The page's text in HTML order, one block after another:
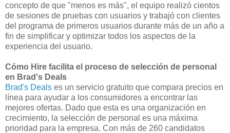
concepto de que "menos es más", el equipo realizó cientos
de sesiones de pruebas con usuarios y trabajó con clientes
del programa de primeros usuarios durante más de un año a
fin de simplificar y optimizar todos los aspectos de la
experiencia del usuario.
Cómo Hire facilita el proceso de selección de personal
en Brad's Deals
Brad's Deals es un servicio gratuito que compara precios en
línea para ayudar a los consumidores a encontrar las
mejores ofertas. Dado que esta es una organización en
crecimiento, la selección de personal es una máxima
prioridad para la empresa. Con más de 260 candidatos